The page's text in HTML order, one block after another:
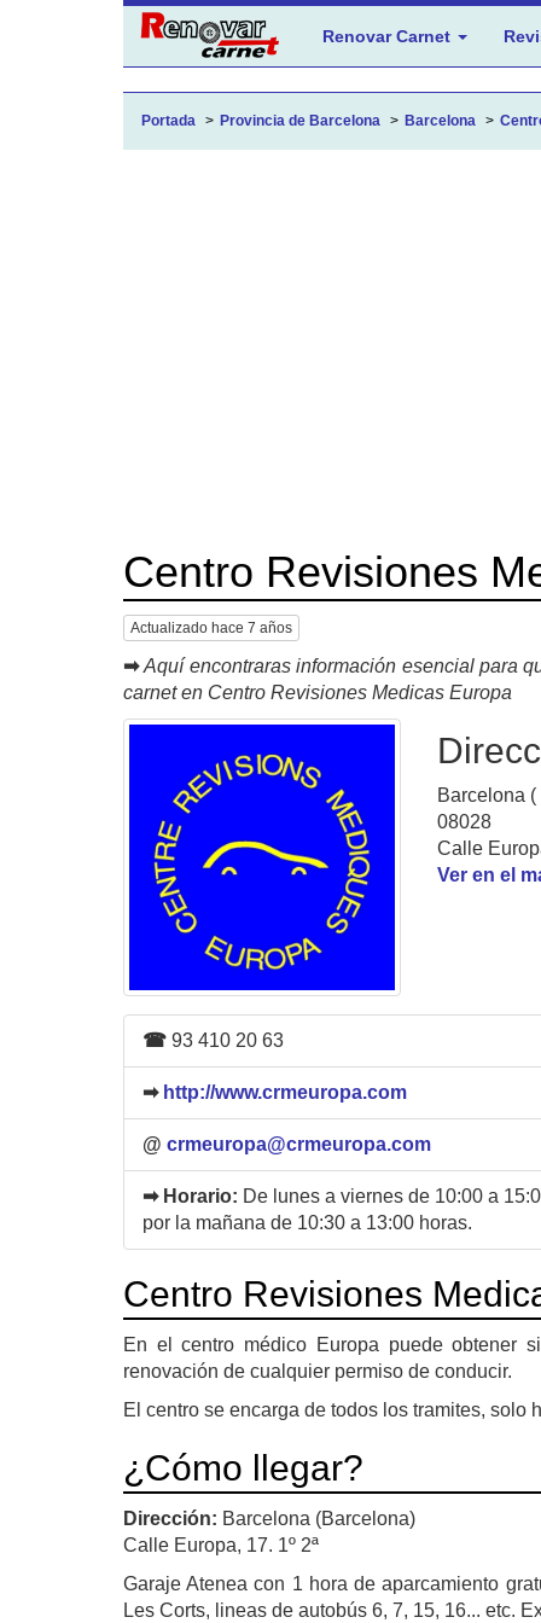
Renovar Carnet
Portada Provincia de Barcelona Barcelona
Centro Revisiones
Actualizado hace 7 años
➡ Aquí encontraras información esencial para
carnet en Centro Revisiones Medicas Europa
Barcelona
08028
Calle
Ver en el
☎ 93 410 20 63
➡ http://www.crmeuropa.com
@ crmeuropa@crmeuropa.com
➡ Horario: De lunes a viernes de 10:00 a
por la mañana de 10:30 a 13:00 horas.
Centro Revisiones
En el centro médico Europa puede obtener
renovación de cualquier permiso de conducir.
El centro se encarga de todos los tramites, solo
¿Cómo llegar?
Dirección: Barcelona (Barcelona)
Calle Europa, 17. 1º 2ª
Garaje Atenea con 1 hora de aparcamiento
Les Corts, lineas de autobús 6, 7, 15, 16... etc.